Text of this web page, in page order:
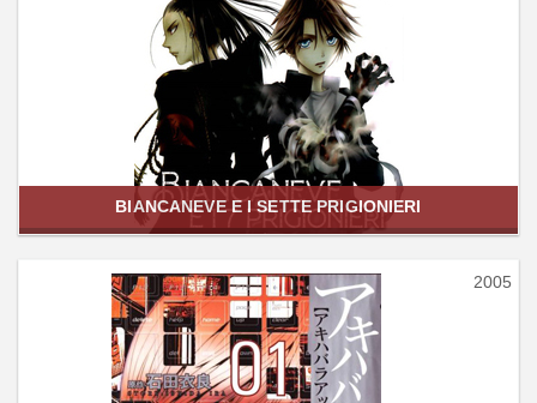
BIANCANEVE E I SETTE PRIGIONIERI
2005